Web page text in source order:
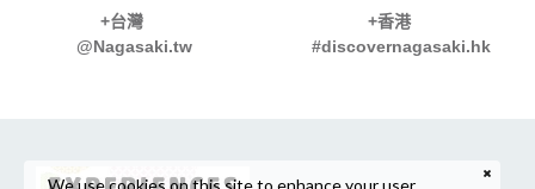
+台灣
@Nagasaki.tw
+香港
#discovernagasaki.hk
We use cookies on this site to enhance your user